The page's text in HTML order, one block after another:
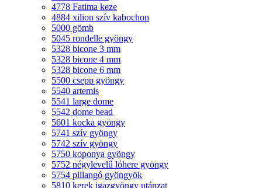
4778 Fatima keze
4884 xilion szív kabochon
5000 gömb
5045 rondelle gyöngy
5328 bicone 3 mm
5328 bicone 4 mm
5328 bicone 6 mm
5500 csepp gyöngy
5540 artemis
5541 large dome
5542 dome bead
5601 kocka gyöngy
5741 szív gyöngy
5742 szív gyöngy
5750 koponya gyöngy
5752 négylevelű lóhere gyöngy
5754 pillangó gyöngyök
5810 kerek igazgyöngy utánzat